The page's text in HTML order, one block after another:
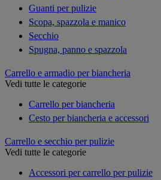
Guanti per pulizie
Scopa, spazzola e manico
Secchio
Spugna, panno e spazzola
Carrello e armadio per biancheria
Vedi tutte le categorie
Carrello per biancheria
Cesto per biancheria e accessori
Carrello e secchio per pulizie
Vedi tutte le categorie
Accessori per carrello per pulizie